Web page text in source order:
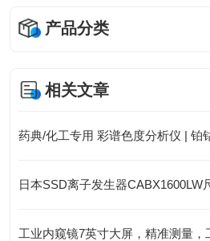
产品分类
相关文章
工业内窥镜7英寸大屏，精准测量，